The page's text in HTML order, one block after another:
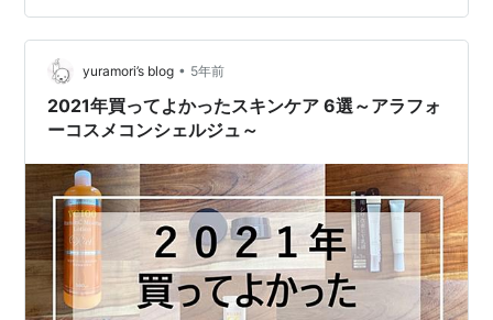
す！ ナールスのトライアルセットを買った理由をお伝え
します！ ナールストライアルセットの詳細をお伝えしま
す！ ナールスのトライアルセット…
yuramori’s blog • 5年前
2021年買ってよかったスキンケア 6選～アラフォ
ーコスメコンシェルジュ～